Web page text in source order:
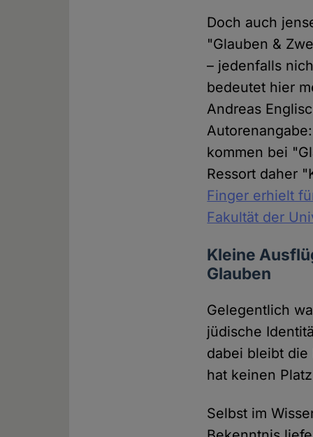
Doch auch
"Glauben &
– jedenfalls
bedeutet hier
Andreas
kommen bei
Ressort daher
Finger erhielt
Fakultät der
Kleine
Glauben
Gelegentlich
jüdische
dabei bleibt
hat keinen
Selbst im